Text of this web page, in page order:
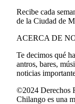
Recibe cada
de la Ciudad de
ACERCA DE
Te decimos qué
antros, bares,
noticias
©2024 Derechos
Chilango es una